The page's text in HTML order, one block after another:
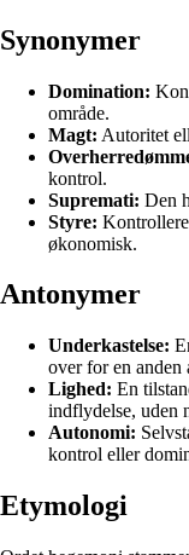
Synonymer
Domination:
område.
Magt: Autoritet
kontrol.
Supremati: Den
Styre:
økonomisk.
Antonymer
Underkastelse:
over for en anden
Lighed: En
indflydelse, uden
Autonomi:
kontrol eller
Etymologi